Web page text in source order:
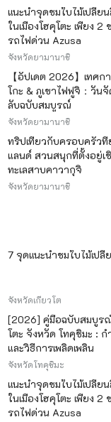
แนะนำจุดชมใบไม้เปลี่ย
ในเมืองโฮคุโตะ เพียง 2
รถไฟด่วน Azusa
จังหวัดยามานาชิ
【อัปเดต 2026】เทศ
โกะ & ภูเขาไฟฟูจิ：วัน
ลับฉบับสมบูรณ์
จังหวัดยามานาชิ
ทริปเที่ยวกับครอบครัว
แลนด์ สวนสนุกที่ตั้งอยู่เ
ทะเลสาบคาวากุจิ
จังหวัดยามานาชิ
7 จุดแนะนำชมใบไม้เปลี่
จังหวัดเกียวโต
[2026] คู่มือฉบับสมบูร
โตะ จังหวัด โทคุชิมะ :
และวิธีการเพลิดเพลิน
จังหวัดโทคุชิมะ
แนะนำจุดชมใบไม้เปลี่ย
ในเมืองโฮคุโตะ เพียง 2
รถไฟด่วน Azusa